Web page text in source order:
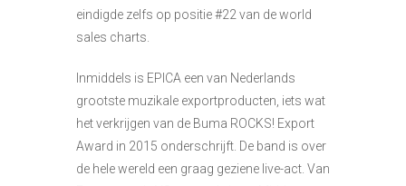
eindigde zelfs op positie #22 van de world
sales charts.
Inmiddels is EPICA een van Nederlands
grootste muzikale exportproducten, iets wat
het verkrijgen van de Buma ROCKS! Export
Award in 2015 onderschrijft. De band is over
de hele wereld een graag geziene live-act. Van